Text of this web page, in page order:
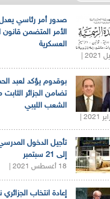
صدور أمر رئاسي
الأمر المتضمن
العسكرية
بوقدوم يؤكد لعبد
تضامن الجزائر الثابت
الشعب الليبي
تأجيل الدخول
إلى 21 سبتمبر
18 أغسطس 2021 |
إعادة انتخاب الجزائري